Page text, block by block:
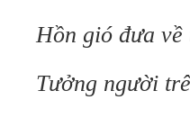
Hồn gió đưa về
Tưởng người